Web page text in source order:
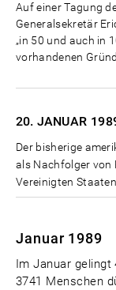
Auf einer Tagung
Generalsekretär
„in 50 und auch in
vorhandenen
20. JANUAR
Der bisherige
als Nachfolger von
Vereinigten
Januar 1989
Im Januar gelingt
3741 Menschen